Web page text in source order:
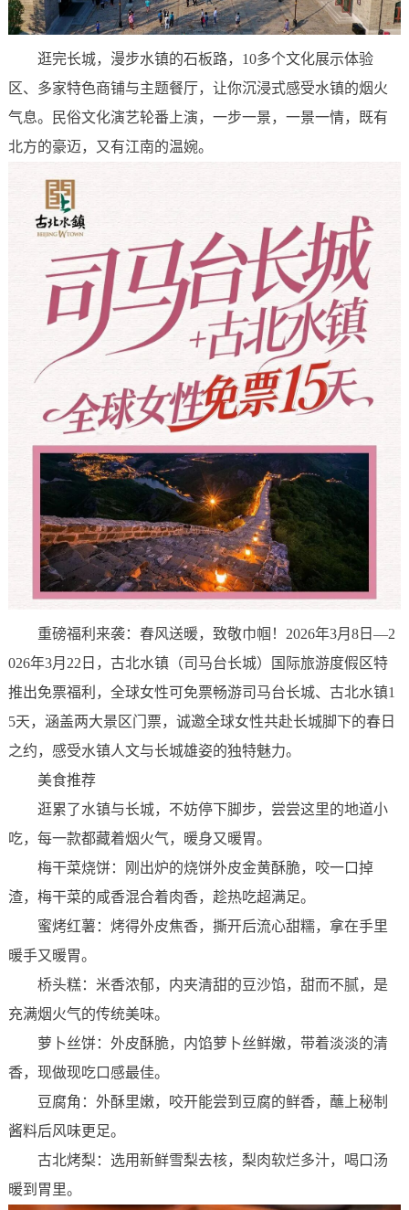
逛完长城，漫步水镇的石板路，10多个文化展示体验
区、多家特色商铺与主题餐厅，让你沉浸式感受水镇的烟火
气息。民俗文化演艺轮番上演，一步一景，一景一情，既有
北方的豪迈，又有江南的温婉。
重磅福利来袭：春风送暖，致敬巾帼！2026年3月8日—2
026年3月22日，古北水镇（司马台长城）国际旅游度假区特
推出免票福利，全球女性可免票畅游司马台长城、古北水镇1
5天，涵盖两大景区门票，诚邀全球女性共赴长城脚下的春日
之约，感受水镇人文与长城雄姿的独特魅力。
美食推荐
逛累了水镇与长城，不妨停下脚步，尝尝这里的地道小
吃，每一款都藏着烟火气，暖身又暖胃。
梅干菜烧饼：刚出炉的烧饼外皮金黄酥脆，咬一口掉
渣，梅干菜的咸香混合着肉香，趁热吃超满足。
蜜烤红薯：烤得外皮焦香，撕开后流心甜糯，拿在手里
暖手又暖胃。
桥头糕：米香浓郁，内夹清甜的豆沙馅，甜而不腻，是
充满烟火气的传统美味。
萝卜丝饼：外皮酥脆，内馅萝卜丝鲜嫩，带着淡淡的清
香，现做现吃口感最佳。
豆腐角：外酥里嫩，咬开能尝到豆腐的鲜香，蘸上秘制
酱料后风味更足。
古北烤梨：选用新鲜雪梨去核，梨肉软烂多汁，喝口汤
暖到胃里。